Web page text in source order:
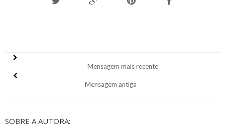
Mensagem mais recente
Mensagem antiga
SOBRE A AUTORA: